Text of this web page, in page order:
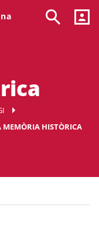
MEMÒRIA HISTÒRICA